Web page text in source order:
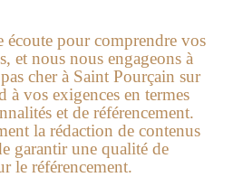
écoute pour comprendre vos
et nous nous engageons à
cher à Saint Pourçain sur
à vos exigences en termes
et de référencement.
la rédaction de contenus
garantir une qualité de
le référencement.